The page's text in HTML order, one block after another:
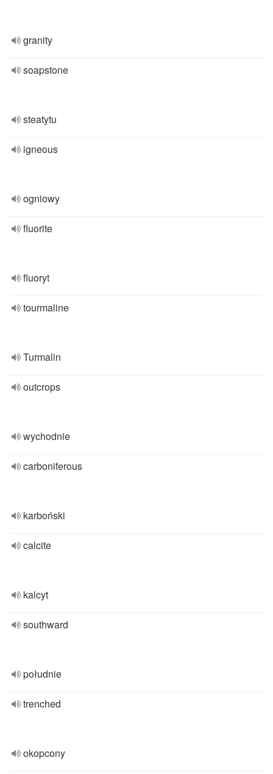
granity
soapstone
steatytu
igneous
ogniowy
fluorite
fluoryt
tourmaline
Turmalin
outcrops
wychodnie
carboniferous
karboński
calcite
kalcyt
southward
południe
trenched
okopcony